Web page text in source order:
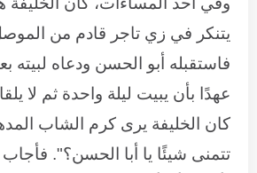
يتنكر في زي تاجر قادم من
فاستقبله أبو الحسن ودعاه لبيته
عهدًا بأن يبيت ليلة واحدة ثم لا
كان الخليفة يرى كرم الشاب
تتمنى شيئًا يا أبا الحسن؟".